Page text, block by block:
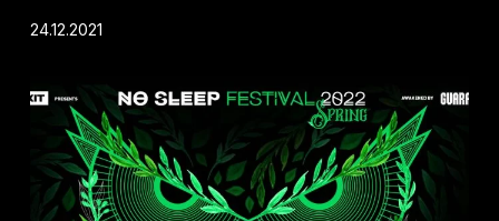
24.12.2021